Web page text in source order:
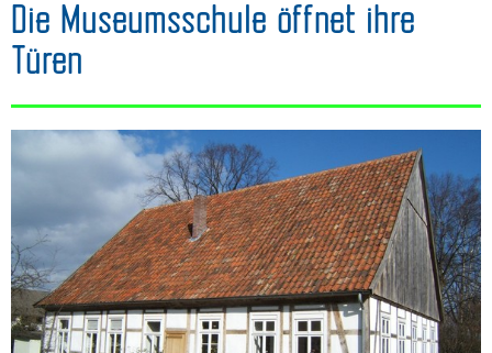
Die Museumsschule öffnet ihre
Türen